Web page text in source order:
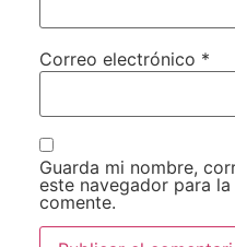
Correo electrónico *
Guarda mi nombre,
este navegador para
comente.